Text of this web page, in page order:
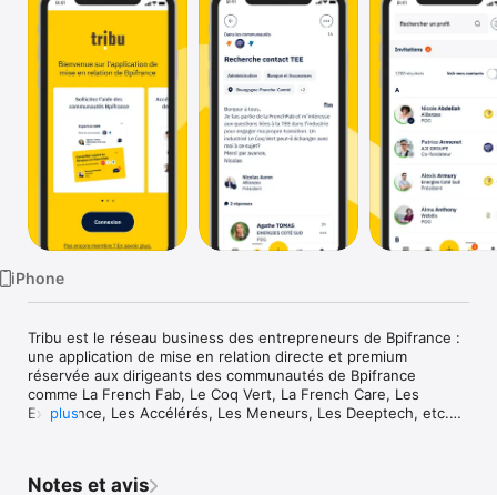
Watch
TV
iPhone
Tribu est le réseau business des entrepreneurs de Bpifrance :
une application de mise en relation directe et premium
réservée aux dirigeants des communautés de Bpifrance
comme La French Fab, Le Coq Vert, La French Care, Les
Excellence, Les Accélérés, Les Meneurs, Les Deeptech, etc.
plus
Notes et avis